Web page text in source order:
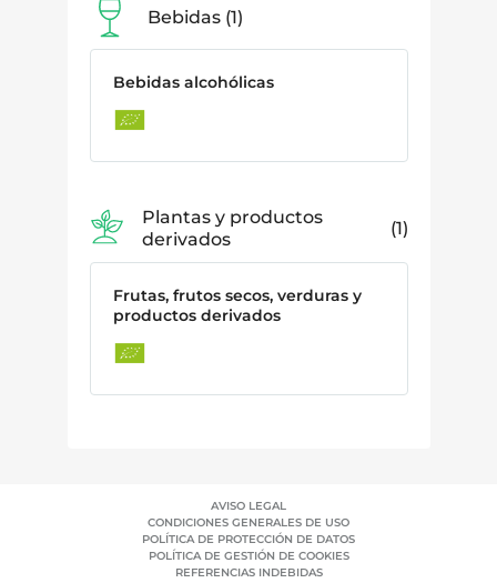
Bebidas 1
Bebidas alcohólicas
Plantas y productos
derivados
1
Frutas, frutos secos, verduras y
productos derivados
AVISO LEGAL
CONDICIONES GENERALES DE USO
POLÍTICA DE PROTECCIÓN DE DATOS
POLÍTICA DE GESTIÓN DE COOKIES
REFERENCIAS INDEBIDAS